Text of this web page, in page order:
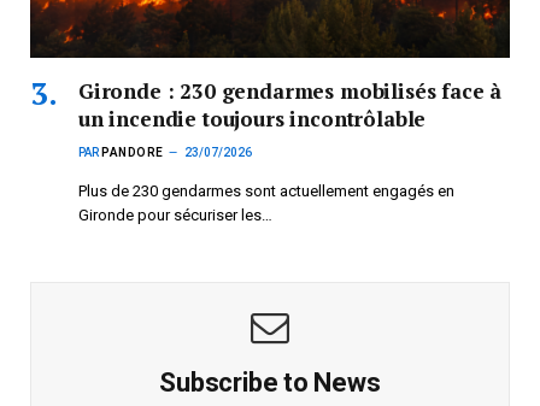
Gironde : 230 gendarmes mobilisés face à
un incendie toujours incontrôlable
PAR PANDORE 23/07/2026
Plus de 230 gendarmes sont actuellement engagés en
Gironde pour sécuriser les…
Subscribe to News